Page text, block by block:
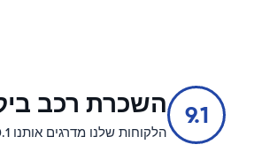
9.1 השכרת רכב
הלקוחות שלנו מדרגים אותנו 9.1 /10 מתוך 12842